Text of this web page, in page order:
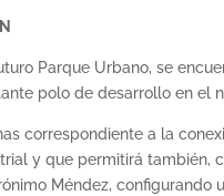
Parque Urbano, se
polo de desarrollo en el
correspondiente a la
y que permitirá también,
Méndez,